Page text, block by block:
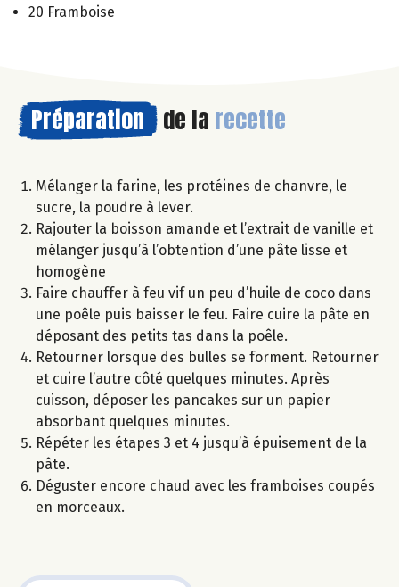
20 Framboise
Préparation de la recette
Mélanger la farine, les protéines de chanvre, le
sucre, la poudre à lever.
Rajouter la boisson amande et l’extrait de vanille et
mélanger jusqu’à l’obtention d’une pâte lisse et
homogène
Faire chauffer à feu vif un peu d’huile de coco dans
une poêle puis baisser le feu. Faire cuire la pâte en
déposant des petits tas dans la poêle.
Retourner lorsque des bulles se forment. Retourner
et cuire l’autre côté quelques minutes. Après
cuisson, déposer les pancakes sur un papier
absorbant quelques minutes.
Répéter les étapes 3 et 4 jusqu’à épuisement de la
pâte.
Déguster encore chaud avec les framboises coupés
en morceaux.